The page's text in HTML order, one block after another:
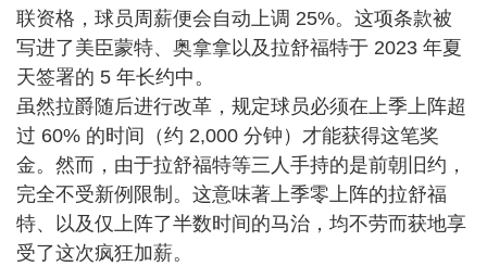
联资格，球员周薪便会自动上调 25%。这项条款被
写进了美臣蒙特、奥拿拿以及拉舒福特于 2023 年夏
天签署的 5 年长约中。
虽然拉爵随后进行改革，规定球员必须在上季上阵超
过 60% 的时间（约 2,000 分钟）才能获得这笔奖
金。然而，由于拉舒福特等三人手持的是前朝旧约，
完全不受新例限制。这意味著上季零上阵的拉舒福
特、以及仅上阵了半数时间的马治，均不劳而获地享
受了这次疯狂加薪。